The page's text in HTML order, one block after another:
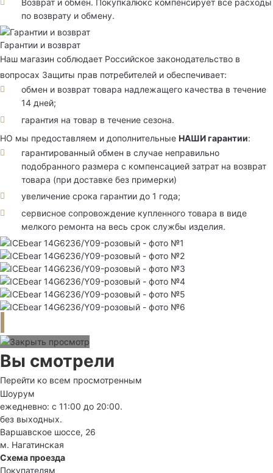
по возврату и обмену.
Гарантии и возврат
Наш магазин соблюдает Российское законодательство в
вопросах Защиты прав потребителей и обеспечивает:
обмен и возврат товара надлежащего качества в течение
14 дней;
гарантия на товар в течение сезона.
НО мы предоставляем и дополнительные НАШИ гарантии:
гарантированный обмен в случае неправильно
подобранного размера с компенсацией затрат на возврат
товара (при доставке без примерки)
увеличение срока гарантии до 1 года;
сервисное сопровождение купленного товара в виде
мелкого ремонта на весь срок службы изделия.
Вы смотрели
Перейти ко всем просмотренным
Шоурум
ежедневно: с 11:00 до 20:00.
без выходных.
Варшавское шоссе, 26
м. Нагатинская
Схема проезда
Покупателям